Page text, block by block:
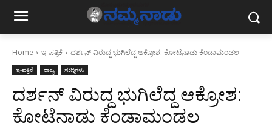
Home ಇ-ಪತ್ರಿಕೆ ದರ್ಶನ್ ವಿರುದ್ದ ಭುಗಿಲೆದ್ದ ಆಕ್ರೋಶ: ಕೋಟೆನಾಡು ಕೆಂಡಾಮಂಡಲ
ಇ-ಪತ್ರಿಕೆ ರಾಜ್ಯ ಸುದ್ದಿಗಳು
ದರ್ಶನ್ ವಿರುದ್ದ ಭುಗಿಲೆದ್ದ ಆಕ್ರೋಶ:
ಕೋಟೆನಾಡು ಕೆಂಡಾಮಂಡಲ